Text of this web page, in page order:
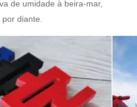
de umidade à beira-mar,
diante.